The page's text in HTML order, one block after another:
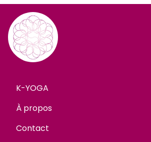
K-YOGA
À propos
Contact